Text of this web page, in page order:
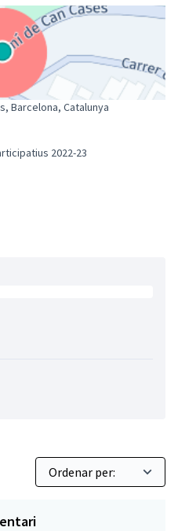
Barcelona, Catalunya
Pressupostos Participatius 2022-
2022-23